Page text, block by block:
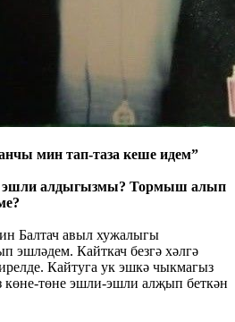
мин тап-таза кеше идем”
эшли алдыгызмы? Тормыш алып
Балтач авыл хужалыгы
эшләдем. Кайткач безгә хәлгә
Кайтуга ук эшкә чыкмагыз
көне-төне эшли-эшли алҗып беткән